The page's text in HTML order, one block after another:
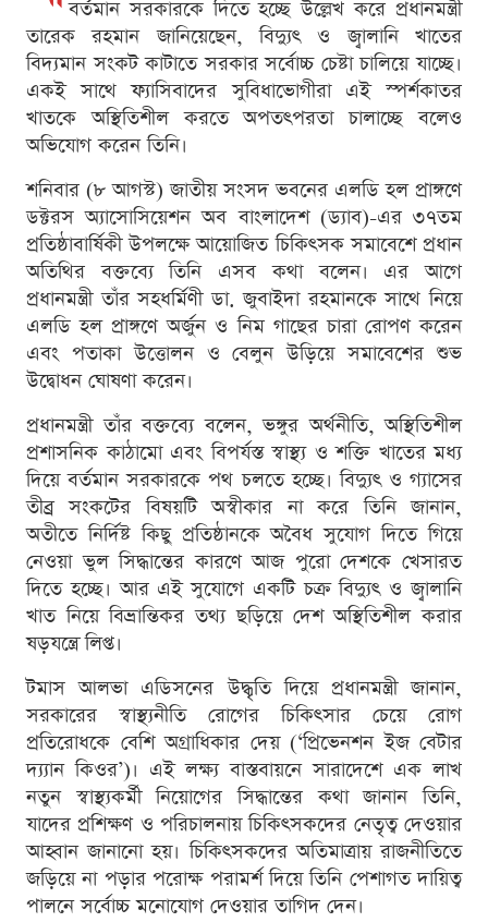
বর্তমান সরকারকে দিতে হচ্ছে উল্লেখ করে প্রধানমন্ত্রী
তারেক রহমান জানিয়েছেন, বিদ্যুৎ ও জ্বালানি খাতের
বিদ্যমান সংকট কাটাতে সরকার সর্বোচ্চ চেষ্টা চালিয়ে যাচ্ছে।
একই সাথে ফ্যাসিবাদের সুবিধাভোগীরা এই স্পর্শকাতর
খাতকে অস্থিতিশীল করতে অপতৎপরতা চালাচ্ছে বলেও
অভিযোগ করেন তিনি।
শনিবার (৮ আগস্ট) জাতীয় সংসদ ভবনের এলডি হল প্রাঙ্গণে
ডক্টরস অ্যাসোসিয়েশন অব বাংলাদেশ (ড্যাব)-এর ৩৭তম
প্রতিষ্ঠাবার্ষিকী উপলক্ষে আয়োজিত চিকিৎসক সমাবেশে প্রধান
অতিথির বক্তব্যে তিনি এসব কথা বলেন। এর আগে
প্রধানমন্ত্রী তাঁর সহধর্মিণী ডা. জুবাইদা রহমানকে সাথে নিয়ে
এলডি হল প্রাঙ্গণে অর্জুন ও নিম গাছের চারা রোপণ করেন
এবং পতাকা উত্তোলন ও বেলুন উড়িয়ে সমাবেশের শুভ
উদ্বোধন ঘোষণা করেন।
প্রধানমন্ত্রী তাঁর বক্তব্যে বলেন, ভঙ্গুর অর্থনীতি, অস্থিতিশীল
প্রশাসনিক কাঠামো এবং বিপর্যস্ত স্বাস্থ্য ও শক্তি খাতের মধ্য
দিয়ে বর্তমান সরকারকে পথ চলতে হচ্ছে। বিদ্যুৎ ও গ্যাসের
তীব্র সংকটের বিষয়টি অস্বীকার না করে তিনি জানান,
অতীতে নির্দিষ্ট কিছু প্রতিষ্ঠানকে অবৈধ সুযোগ দিতে গিয়ে
নেওয়া ভুল সিদ্ধান্তের কারণে আজ পুরো দেশকে খেসারত
দিতে হচ্ছে। আর এই সুযোগে একটি চক্র বিদ্যুৎ ও জ্বালানি
খাত নিয়ে বিভ্রান্তিকর তথ্য ছড়িয়ে দেশ অস্থিতিশীল করার
ষড়যন্ত্রে লিপ্ত।
টমাস আলভা এডিসনের উদ্ধৃতি দিয়ে প্রধানমন্ত্রী জানান,
সরকারের স্বাস্থ্যনীতি রোগের চিকিৎসার চেয়ে রোগ
প্রতিরোধকে বেশি অগ্রাধিকার দেয় (‘প্রিভেনশন ইজ বেটার
দ্য্যান কিওর’)। এই লক্ষ্য বাস্তবায়নে সারাদেশে এক লাখ
নতুন স্বাস্থ্যকর্মী নিয়োগের সিদ্ধান্তের কথা জানান তিনি,
যাদের প্রশিক্ষণ ও পরিচালনায় চিকিৎসকদের নেতৃত্ব দেওয়ার
আহ্বান জানানো হয়। চিকিৎসকদের অতিমাত্রায় রাজনীতিতে
জড়িয়ে না পড়ার পরোক্ষ পরামর্শ দিয়ে তিনি পেশাগত দায়িত্ব
পালনে সর্বোচ্চ মনোযোগ দেওয়ার তাগিদ দেন।